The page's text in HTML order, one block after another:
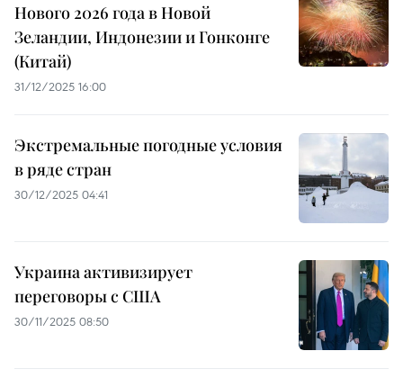
Нового 2026 года в Новой
Зеландии, Индонезии и Гонконге
(Китай)
31/12/2025 16:00
Экстремальные погодные условия
в ряде стран
30/12/2025 04:41
Украина активизирует
переговоры с США
30/11/2025 08:50